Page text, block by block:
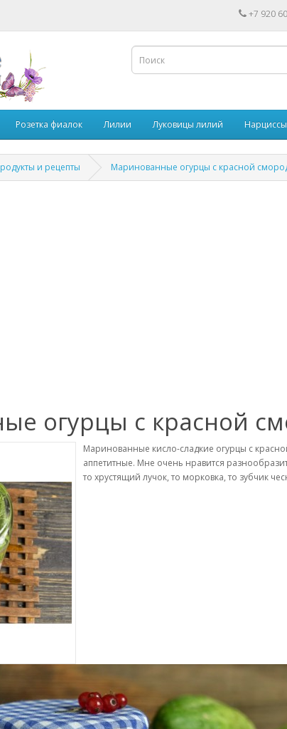
+7 920
Розетка фиалок Лилии Луковицы лилий Нарциссы
и рецепты Маринованные огурцы с красной
огурцы с красной
Маринованные кисло-сладкие огурцы с
аппетитные. Мне очень нравится
то хрустящий лучок, то морковка, то зубчик